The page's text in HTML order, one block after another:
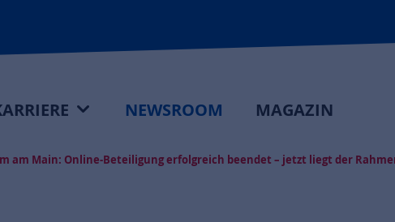
NEWSROOM MAGAZIN
am Main: Online-Beteiligung erfolgreich beendet – jetzt liegt der